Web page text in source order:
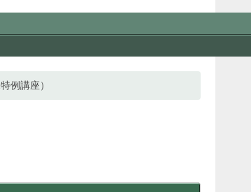
例講座）